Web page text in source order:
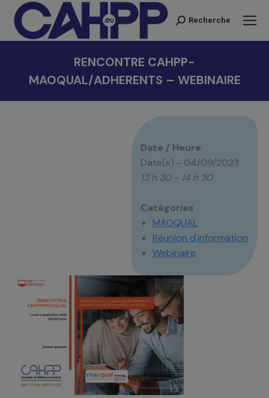
Recherche
Recherche
RENCONTRE CAHPP-
MAOQUAL/ADHERENTS – WEBINAIRE
Date / Heure
Date(s) - 04/09/2023
13 h 30 - 14 h 30
Catégories
MAOQUAL
Réunion d'information
Webinaire